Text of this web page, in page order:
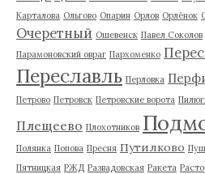
Карталова Ольгово Опарин Орлов Орлёнок
Очеретный Ошевенск Павел Соколов
Парамоновский овраг Пархоменко
Переславль Перловка
Петрово Петровск Петровские ворота
Плещеево Плохотников
Полянка Попова Пресня Путилково
Пятницкая РЖД Развадовская Ракета